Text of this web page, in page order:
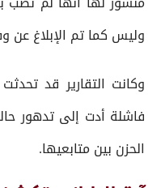
وليس كما تم الإبلاغ عن
وكانت التقارير قد
فاشلة أدت إلى تدهور
الحزن بين متابعيها.